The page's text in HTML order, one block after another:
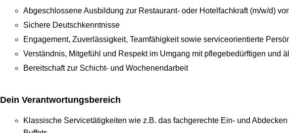
Abgeschlossene Ausbildung zur Restaurant- oder Hotelfachkraft (m/w/d)
Sichere Deutschkenntnisse
Engagement, Zuverlässigkeit, Teamfähigkeit sowie serviceorientierte
Verständnis, Mitgefühl und Respekt im Umgang mit pflegebedürftigen und
Bereitschaft zur Schicht- und Wochenendarbeit
Dein Verantwortungsbereich
Klassische Servicetätigkeiten wie z.B. das fachgerechte Ein- und